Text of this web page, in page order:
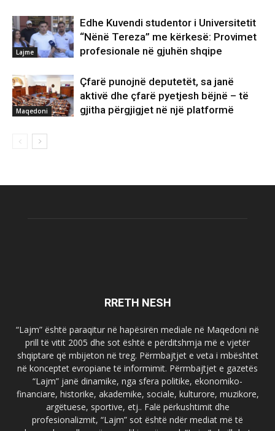
Lajme
Edhe Kuvendi studentor i Universitetit
“Nënë Tereza” me kërkesë: Provimet
profesionale në gjuhën shqipe
Maqedoni
Çfarë punojnë deputetët, sa janë
aktivë dhe çfarë pyetjesh bëjnë – të
gjitha përgjigjet në një platformë
RRETH NESH
“Lajm” është paraqitur në hapësirën mediale në Maqedoni në
prill të vitit 2005 dhe sot është e përditshmja më e vjetër
shqiptare që mbijeton në treg. Përmbajtjet e veta i mbështet
në konceptet evropiane të informimit. Përmbajtjet e gazetës
“Lajm” janë dinamike, nga sfera politike, ekonomiko-
financiare, historike, akademike, sociale, kulturore, muzikore,
argëtuese, sportive, etj.. Falë përkushtimit dhe
profesionalizmit, “Lajm” sot është ndër mediat më të